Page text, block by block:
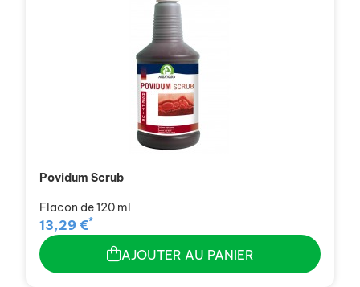
Povidum Scrub
Flacon de 120 ml
13,29 €*
AJOUTER AU PANIER